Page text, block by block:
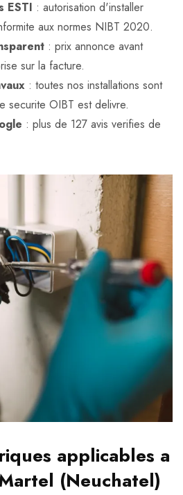
ESTI : autorisation d'installer
aux normes NIBT 2020.
: prix annonce avant
sur la facture.
: toutes nos installations sont
securite OIBT est delivre.
: plus de 127 avis verifies de
applicables a
(Neuchatel)